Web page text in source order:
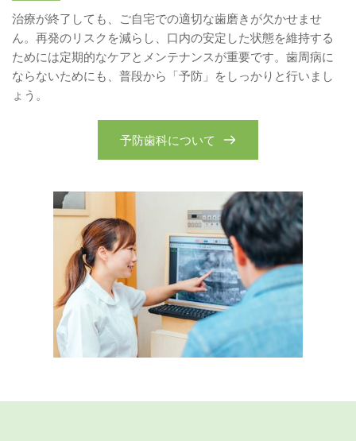
治療が終了しても、ご自宅での適切な歯磨きが欠かせませ
ん。再発のリスクを減らし、口内の安定した状態を維持する
ためには定期的なケアとメンテナンスが重要です。歯周病に
ならないためにも、普段から「予防」をしっかりと行いまし
ょう。
予防歯科について